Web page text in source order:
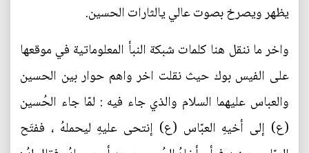
يظهر ويصرخ بصوت عالي يالثارات الحسين.
واخر ما ننقل هنا كلمات شبكة النبأ المعلوماتية في موقعها
على الفيس بوك حيث نقلت اخر واهم حوار بين الحسين
والعباس عليهما السلام والذي جاء فيه : لمّا جاء الحُسين
(ع) إلى أخيهِ العبّاس (ع) إنتحى عليهِ ليحملهُ ، ففتَح